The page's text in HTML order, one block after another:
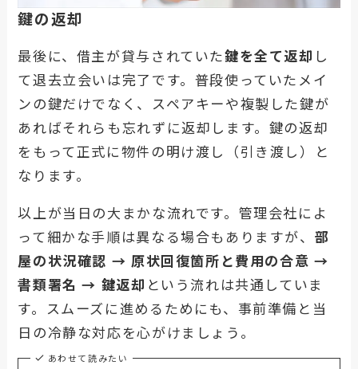
鍵の返却
最後に、借主が貸与されていた鍵を全て返却 し
て退去立会いは完了です。普段使っていたメイ
ンの鍵だけでなく、スペアキーや複製した鍵が
あればそれらも忘れずに返却します。鍵の返却
をもって正式に物件の明け渡し（引き渡し）と
なります。
以上が当日の大まかな流れです。管理会社によ
って細かな手順は異なる場合もありますが、 部
屋の状況確認 → 原状回復箇所と費用の合意 →
書類署名 → 鍵返却 という流れは共通していま
す。スムーズに進めるためにも、事前準備と当
日の冷静な対応を心がけましょう。
あわせて読みたい